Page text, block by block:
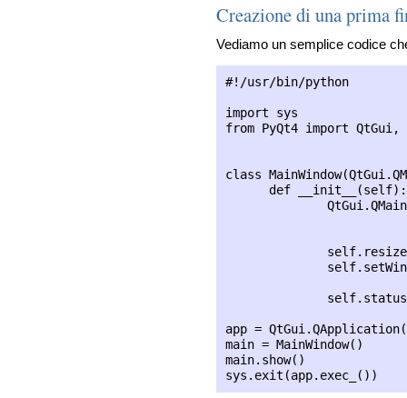
Creazione di una prima
Vediamo un semplice codice
#!/usr/bin/python
import sys
from PyQt4 import
class
      def __init__(self):
app =
main = MainWindow()
main.show()